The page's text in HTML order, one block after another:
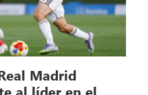
Madrid
al líder en el